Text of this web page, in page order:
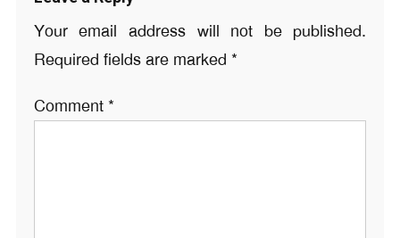
Your email address will not be published.
Required fields are marked *
Comment *